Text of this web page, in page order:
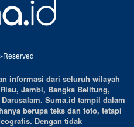
Reserved
informasi dari seluruh wilayah
Jambi, Bangka Belitung,
Suma.id tampil dalam
berupa teks dan foto, tetapi
Dengan tidak